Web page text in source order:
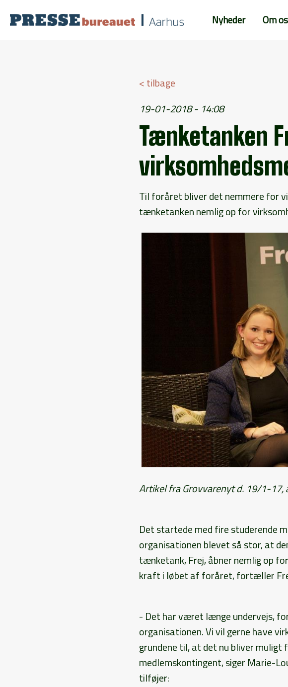
Nyheder Om os
< tilbage
19-01-2018 - 14:08
Tænketanken
Til foråret bliver det nemmere for
tænketanken nemlig op for
Artikel fra Grovvarenyt d. 19/1-17,
Det startede med fire studerende
organisationen blevet så stor, at
tænketank, Frej, åbner nemlig op
kraft i løbet af foråret, fortæller
- Det har været længe undervejs,
organisationen. Vi vil gerne have
grundene til, at det nu bliver
medlemskontingent, siger Marie-
tilføjer: